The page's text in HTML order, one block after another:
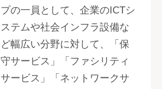
プの一員として、企業のICTシ
ステムや社会インフラ設備な
ど幅広い分野に対して、「保
守サービス」「ファシリティ
サービス」「ネットワークサ